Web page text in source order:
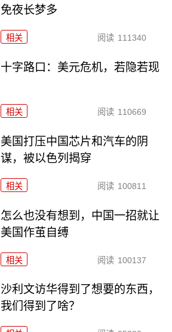
免夜长梦多
相关 阅读 111340
十字路口：美元危机，若隐若现
相关 阅读 110669
美国打压中国芯片和汽车的阴
谋，被以色列揭穿
相关 阅读 100811
怎么也没有想到，中国一招就让
美国作茧自缚
相关 阅读 100137
沙利文访华得到了想要的东西，
我们得到了啥？